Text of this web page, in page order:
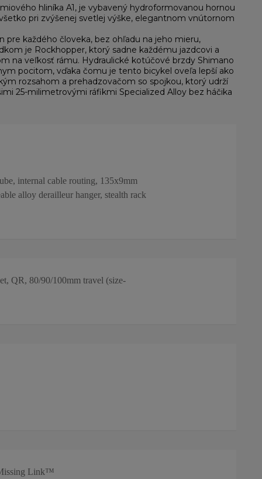
hliníka A1, je vybavený hydroformovanou hornou
pri zvýšenej svetlej výške, elegantnom vnútornom
pre každého človeka, bez ohľadu na jeho mieru,
je Rockhopper, ktorý sadne každému jazdcovi a
na veľkosť rámu. Hydraulické kotúčové brzdy Shimano
pocitom, vďaka čomu je tento bicykel oveľa lepší ako
rozsahom a prehadzovačom so spojkou, ktorý udrží
25-milimetrovými ráfikmi Specialized Alloy bez háčika
internal cable routing, 135x9mm
alloy derailleur hanger, stealth rack
QR, 80/90/100mm travel (size-
Link™